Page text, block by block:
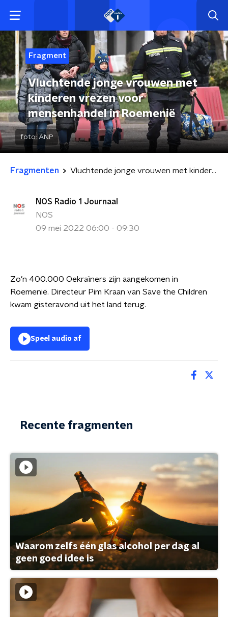
Fragment
Vluchtende jonge vrouwen met
kinderen vrezen voor
mensenhandel in Roemenië
foto:ANP
Fragmenten Vluchtende jonge vrouwen met kinderen vrezen voor mensenhandel in Roemenië
NOS Radio 1 Journaal
NOS
09 mei 2022 06:00 - 09:30
Zo’n 400.000 Oekraïners zijn aangekomen in
Roemenië. Directeur Pim Kraan van Save the Children
kwam gisteravond uit het land terug.
Speel audio af
Recente fragmenten
Waarom zelfs één glas alcohol per dag al
geen goed idee is